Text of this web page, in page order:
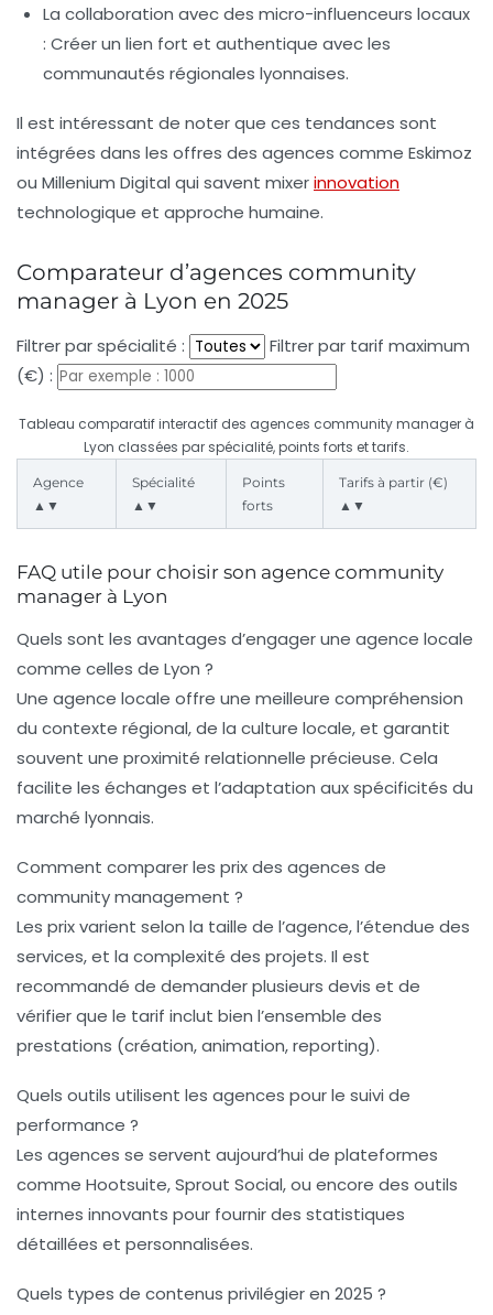
La collaboration avec des micro-influenceurs locaux
: Créer un lien fort et authentique avec les
communautés régionales lyonnaises.
Il est intéressant de noter que ces tendances sont
intégrées dans les offres des agences comme Eskimoz
ou Millenium Digital qui savent mixerinnovation
technologique et approche humaine.
Comparateur d’agences community
manager à Lyon en 2025
Filtrer par spécialité :
Filtrer par tarif maximum
(€) :
Tableau comparatif interactif des agences community manager à
Lyon classées par spécialité, points forts et tarifs.
Agence
▲▼
Spécialité
▲▼
Points
forts
Tarifs à partir (€)
▲▼
FAQ utile pour choisir son agence community
manager à Lyon
Quels sont les avantages d’engager une agence locale
comme celles de Lyon ?
Une agence locale offre une meilleure compréhension
du contexte régional, de la culture locale, et garantit
souvent une proximité relationnelle précieuse. Cela
facilite les échanges et l’adaptation aux spécificités du
marché lyonnais.
Comment comparer les prix des agences de
community management ?
Les prix varient selon la taille de l’agence, l’étendue des
services, et la complexité des projets. Il est
recommandé de demander plusieurs devis et de
vérifier que le tarif inclut bien l’ensemble des
prestations (création, animation, reporting).
Quels outils utilisent les agences pour le suivi de
performance ?
Les agences se servent aujourd’hui de plateformes
comme Hootsuite, Sprout Social, ou encore des outils
internes innovants pour fournir des statistiques
détaillées et personnalisées.
Quels types de contenus privilégier en 2025 ?